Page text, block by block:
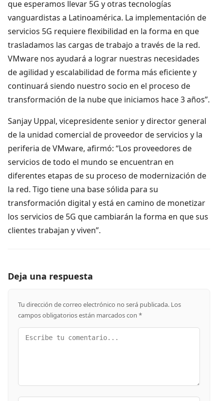
que esperamos llevar 5G y otras tecnologías
vanguardistas a Latinoamérica. La implementación de
servicios 5G requiere flexibilidad en la forma en que
trasladamos las cargas de trabajo a través de la red.
VMware nos ayudará a lograr nuestras necesidades
de agilidad y escalabilidad de forma más eficiente y
continuará siendo nuestro socio en el proceso de
transformación de la nube que iniciamos hace 3 años”.
Sanjay Uppal, vicepresidente senior y director general
de la unidad comercial de proveedor de servicios y la
periferia de VMware, afirmó: “Los proveedores de
servicios de todo el mundo se encuentran en
diferentes etapas de su proceso de modernización de
la red. Tigo tiene una base sólida para su
transformación digital y está en camino de monetizar
los servicios de 5G que cambiarán la forma en que sus
clientes trabajan y viven”.
Deja una respuesta
Tu dirección de correo electrónico no será publicada. Los
campos obligatorios están marcados con *